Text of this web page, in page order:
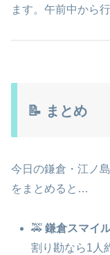
ます。午前中から
📝 まとめ
今日の鎌倉・江ノ
をまとめると…
🚕鎌倉スマイ
割り勘なら1人